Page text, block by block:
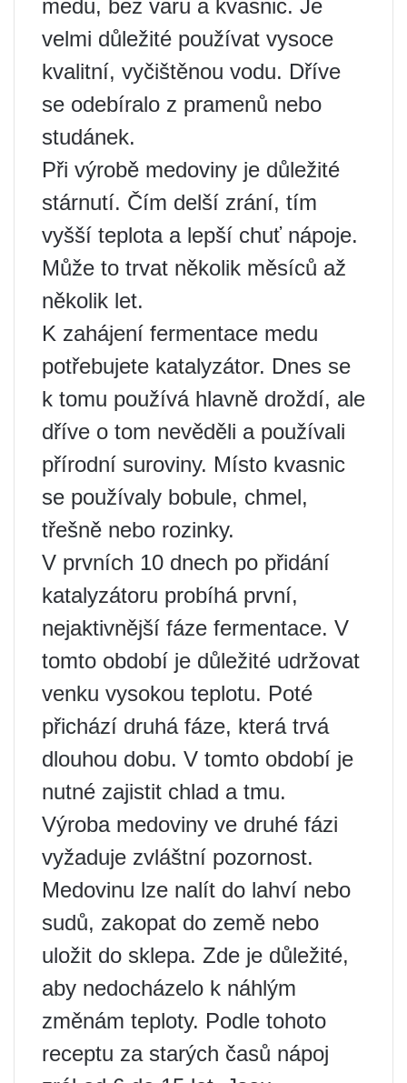
medu, bez varu a kvasnic. Je
velmi důležité používat vysoce
kvalitní, vyčištěnou vodu. Dříve
se odebíralo z pramenů nebo
studánek.
Při výrobě medoviny je důležité
stárnutí. Čím delší zrání, tím
vyšší teplota a lepší chuť nápoje.
Může to trvat několik měsíců až
několik let.
K zahájení fermentace medu
potřebujete katalyzátor. Dnes se
k tomu používá hlavně droždí, ale
dříve o tom nevěděli a používali
přírodní suroviny. Místo kvasnic
se používaly bobule, chmel,
třešně nebo rozinky.
V prvních 10 dnech po přidání
katalyzátoru probíhá první,
nejaktivnější fáze fermentace. V
tomto období je důležité udržovat
venku vysokou teplotu. Poté
přichází druhá fáze, která trvá
dlouhou dobu. V tomto období je
nutné zajistit chlad a tmu.
Výroba medoviny ve druhé fázi
vyžaduje zvláštní pozornost.
Medovinu lze nalít do lahví nebo
sudů, zakopat do země nebo
uložit do sklepa. Zde je důležité,
aby nedocházelo k náhlým
změnám teploty. Podle tohoto
receptu za starých časů nápoj